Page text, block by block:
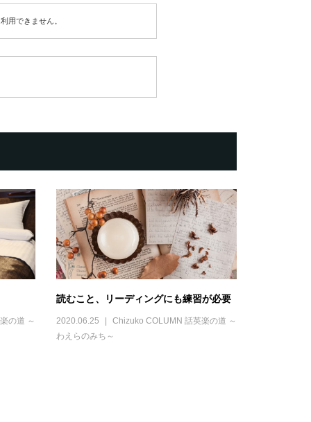
用できません。
の道 ～
読むこと、リーディングにも練習が必要
2020.06.25
Chizuko COLUMN 話英楽の道 ～
わえらのみち～